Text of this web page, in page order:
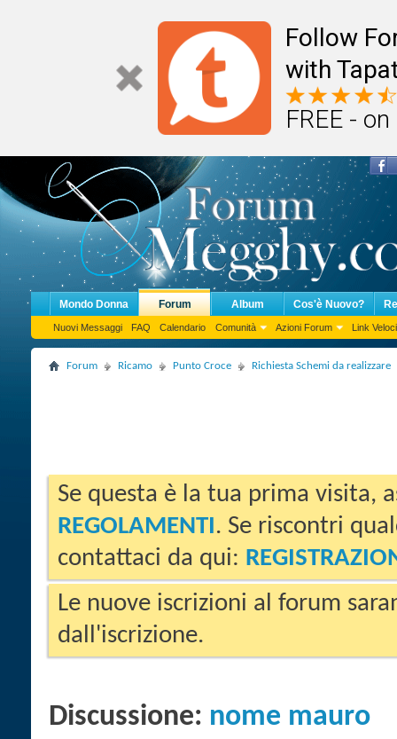
Follow
with
FREE -
Mondo Donna Forum
Nuovi Messaggi FAQ Calendario Comunità Azioni Forum Link Veloci
Album Cos'è Nuovo?
Forum Ricamo Punto Croce Richiesta Schemi da realizzare
Se questa è la tua prima visita,
REGOLAMENTI. Se riscontri
contattaci da qui:
Le nuove iscrizioni al forum
dall'iscrizione.
Discussione: nome mauro